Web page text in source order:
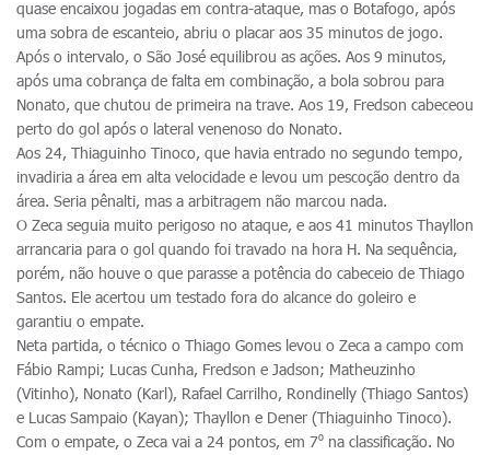
quase encaixou jogadas em contra-ataque, mas o Botafogo, após
uma sobra de escanteio, abriu o placar aos 35 minutos de jogo.
Após o intervalo, o São José equilibrou as ações. Aos 9 minutos,
após uma cobrança de falta em combinação, a bola sobrou para
Nonato, que chutou de primeira na trave. Aos 19, Fredson cabeceou
perto do gol após o lateral venenoso do Nonato.
Aos 24, Thiaguinho Tinoco, que havia entrado no segundo tempo,
invadiria a área em alta velocidade e levou um pescoção dentro da
área. Seria pênalti, mas a arbitragem não marcou nada.
O Zeca seguia muito perigoso no ataque, e aos 41 minutos Thayllon
arrancaria para o gol quando foi travado na hora H. Na sequência,
porém, não houve o que parasse a potência do cabeceio de Thiago
Santos. Ele acertou um testado fora do alcance do goleiro e
garantiu o empate.
Neta partida, o técnico o Thiago Gomes levou o Zeca a campo com
Fábio Rampi; Lucas Cunha, Fredson e Jadson; Matheuzinho
(Vitinho), Nonato (Karl), Rafael Carrilho, Rondinelly (Thiago Santos)
e Lucas Sampaio (Kayan); Thayllon e Dener (Thiaguinho Tinoco).
Com o empate, o Zeca vai a 24 pontos, em 7⁰ na classificação. No